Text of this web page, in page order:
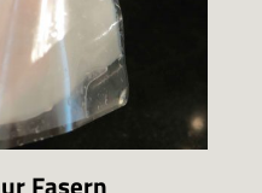
Fasern